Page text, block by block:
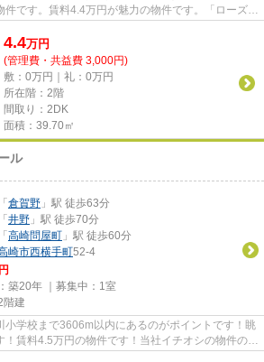
件です。賃料4.4万円が魅力の物件です。「ローズガ
4.4万円
(管理費・共益費 3,000円)
敷：0万円｜礼：0万円
所在階：2階
間取り：2DK
面積：39.70㎡
ル
「 倉賀野 」駅 徒歩63分
「 井野 」駅 徒歩70分
「 高崎問屋町 」駅 徒歩60分
崎市西横手町52-4
築20年 ｜募集中： 1室
階建
小学校まで3606m以内にあるのがポイントです！眺
！賃料4.5万円の物件です！当社イチオシの物件の